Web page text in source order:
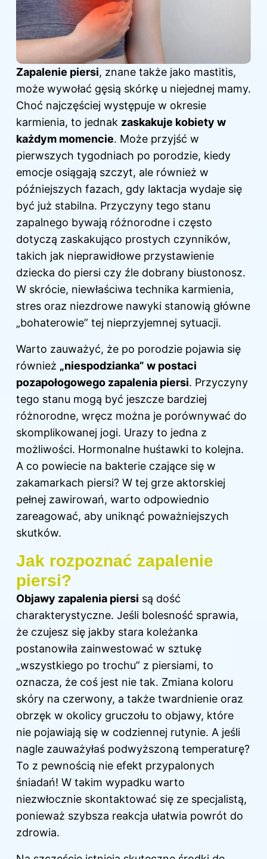
Zapalenie piersi, znane także jako mastitis,
może wywołać gęsią skórkę u niejednej mamy.
Choć najczęściej występuje w okresie
karmienia, to jednak zaskakuje kobiety w
każdym momencie. Może przyjść w
pierwszych tygodniach po porodzie, kiedy
emocje osiągają szczyt, ale również w
późniejszych fazach, gdy laktacja wydaje się
być już stabilna. Przyczyny tego stanu
zapalnego bywają różnorodne i często
dotyczą zaskakująco prostych czynników,
takich jak nieprawidłowe przystawienie
dziecka do piersi czy źle dobrany biustonosz.
W skrócie, niewłaściwa technika karmienia,
stres oraz niezdrowe nawyki stanowią główne
„bohaterowie” tej nieprzyjemnej sytuacji.
Warto zauważyć, że po porodzie pojawia się
również „niespodzianka” w postaci
pozapołogowego zapalenia piersi. Przyczyny
tego stanu mogą być jeszcze bardziej
różnorodne, wręcz można je porównywać do
skomplikowanej jogi. Urazy to jedna z
możliwości. Hormonalne huśtawki to kolejna.
A co powiecie na bakterie czające się w
zakamarkach piersi? W tej grze aktorskiej
pełnej zawirowań, warto odpowiednio
zareagować, aby uniknąć poważniejszych
skutków.
Jak rozpoznać zapalenie
piersi?
Objawy zapalenia piersi są dość
charakterystyczne. Jeśli bolesność sprawia,
że czujesz się jakby stara koleżanka
postanowiła zainwestować w sztukę
„wszystkiego po trochu” z piersiami, to
oznacza, że coś jest nie tak. Zmiana koloru
skóry na czerwony, a także twardnienie oraz
obrzęk w okolicy gruczołu to objawy, które
nie pojawiają się w codziennej rutynie. A jeśli
nagle zauważyłaś podwyższoną temperaturę?
To z pewnością nie efekt przypalonych
śniadań! W takim wypadku warto
niezwłocznie skontaktować się ze specjalistą,
ponieważ szybsza reakcja ułatwia powrót do
zdrowia.